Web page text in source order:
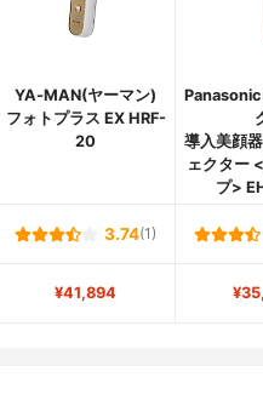
YA‐MAN(ヤーマン)
フォトプラス EX HRF-
20
導入美顔
ェクター
プ>
3.74(1)
¥41,894